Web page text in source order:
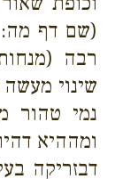
(שם דף מה:
רבה
שינוי
נמי טהור
ומההיא
דבזריקה